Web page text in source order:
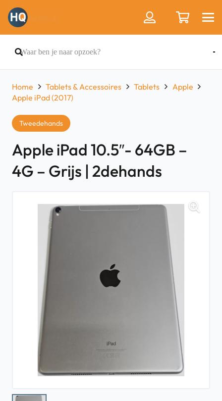
Home Tablets & Accessoires Tablets
Apple
Apple iPad (2017)
Tweedehands
Apple iPad 10.5″- 64GB –
4G – Grijs | 2dehands